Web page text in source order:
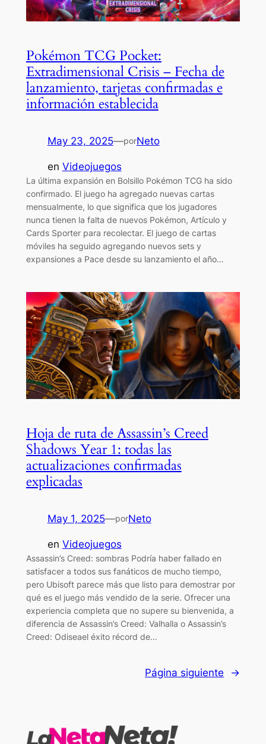
Pokémon TCG Pocket:
Extradimensional Crisis – Fecha de
lanzamiento, tarjetas confirmadas e
información establecida
May 23, 2025—porNeto
en Videojuegos
La última expansión en Bolsillo Pokémon TCG ha sido
confirmado. El juego ha agregado nuevas cartas
mensualmente, lo que significa que los jugadores
nunca tienen la falta de nuevos Pokémon, Artículo y
Cards Sporter para recolectar. El juego de cartas
móviles ha seguido agregando nuevos sets y
expansiones a Pace desde su lanzamiento el año…
Hoja de ruta de Assassin’s Creed
Shadows Year 1: todas las
actualizaciones confirmadas
explicadas
May 1, 2025—porNeto
en Videojuegos
Assassin’s Creed: sombras Podría haber fallado en
satisfacer a todos sus fanáticos de mucho tiempo,
pero Ubisoft parece más que listo para demostrar por
qué es el juego más vendido de la serie. Ofrecer una
experiencia completa que no supere su bienvenida, a
diferencia de Assassin’s Creed: Valhalla o Assassin’s
Creed: Odiseael éxito récord de…
Página siguiente →